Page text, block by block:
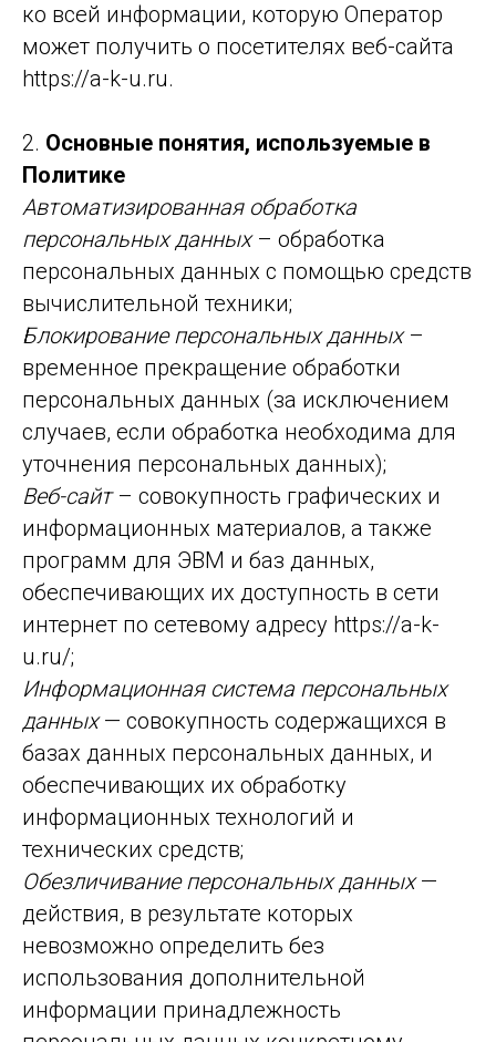
ко всей информации, которую Оператор
может получить о посетителях веб-сайта
https://a-k-u.ru.
2. Основные понятия, используемые в
Политике
Автоматизированная обработка
персональных данных– обработка
персональных данных с помощью средств
вычислительной техники;
Блокирование персональных данных–
временное прекращение обработки
персональных данных (за исключением
случаев, если обработка необходима для
уточнения персональных данных);
Веб-сайт– совокупность графических и
информационных материалов, а также
программ для ЭВМ и баз данных,
обеспечивающих их доступность в сети
интернет по сетевому адресу https://a-k-
u.ru/;
Информационная система персональных
данных— совокупность содержащихся в
базах данных персональных данных, и
обеспечивающих их обработку
информационных технологий и
технических средств;
Обезличивание персональных данных—
действия, в результате которых
невозможно определить без
использования дополнительной
информации принадлежность